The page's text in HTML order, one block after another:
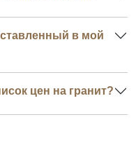
в мой
цен на гранит?